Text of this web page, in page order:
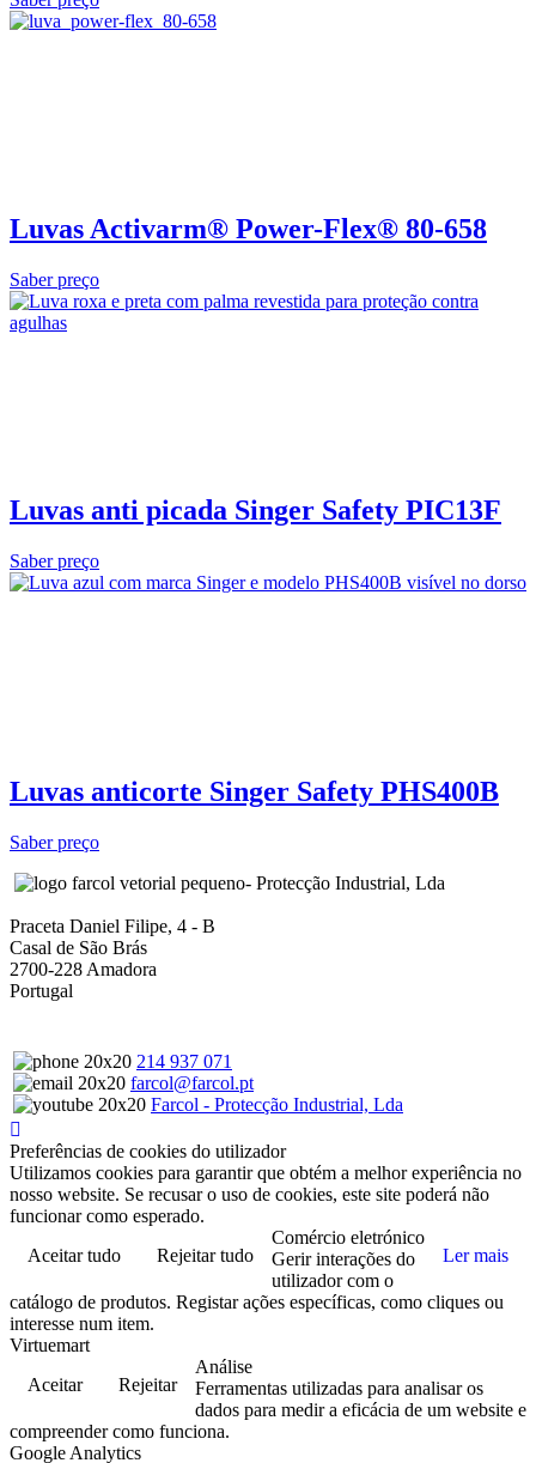
Luvas Activarm® Power-Flex® 80-658
Saber preço
Luvas anti picada Singer Safety PIC13F
Saber preço
Luvas anticorte Singer Safety PHS400B
Saber preço
- Protecção Industrial, Lda
Praceta Daniel Filipe, 4 - B
Casal de São Brás
2700-228 Amadora
Portugal
214 937 071
farcol@farcol.pt
Farcol - Protecção Industrial, Lda
Preferências de cookies do utilizador
Utilizamos cookies para garantir que obtém a melhor experiência no
nosso website. Se recusar o uso de cookies, este site poderá não
funcionar como esperado.
Aceitar tudo
Rejeitar tudo Ler mais
Comércio eletrónico
Gerir interações do
utilizador com o
catálogo de produtos. Registar ações específicas, como cliques ou
interesse num item.
Virtuemart
Aceitar
Rejeitar
Análise
Ferramentas utilizadas para analisar os
dados para medir a eficácia de um website e
compreender como funciona.
Google Analytics